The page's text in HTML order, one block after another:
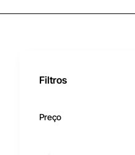
Filtros
Preço